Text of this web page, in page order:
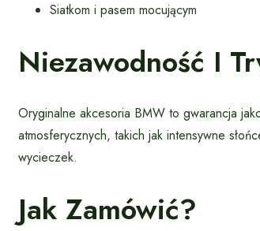
Siatkom i pasem mocującym
Niezawodność I
Oryginalne akcesoria BMW to gwarancja
atmosferycznych, takich jak intensywne
wycieczek.
Jak Zamówić?